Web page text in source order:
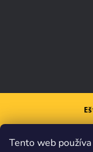
Tento web